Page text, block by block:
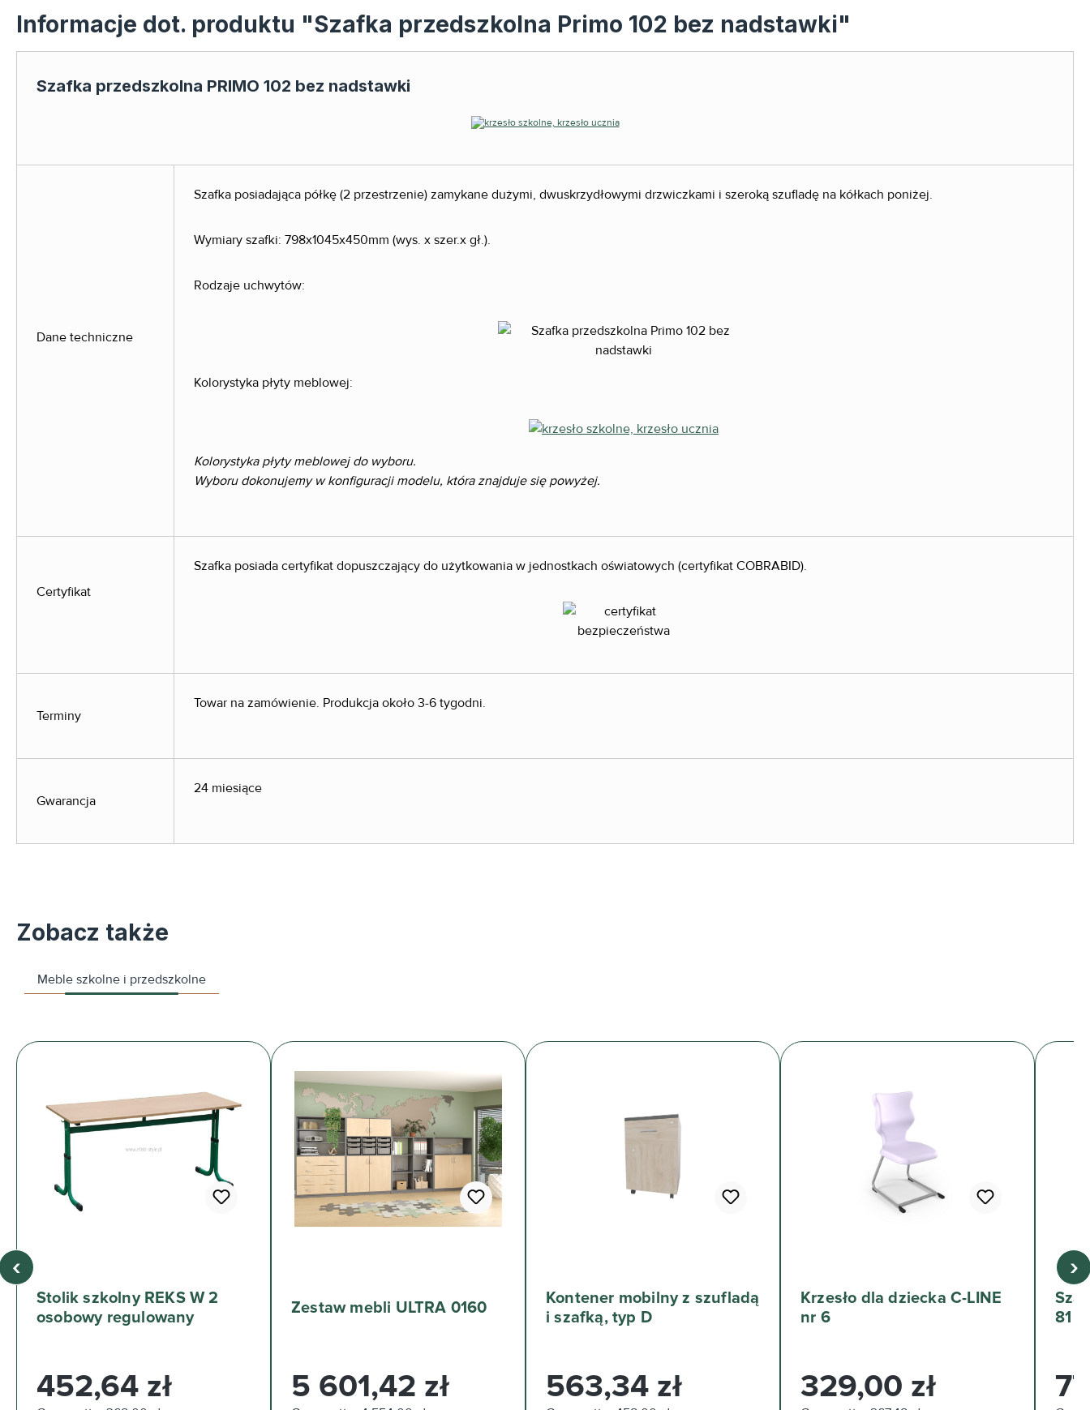
Informacje dot. produktu "Szafka przedszkolna Primo 102 bez nadstawki"
Szafka przedszkolna PRIMO 102 bez nadstawki
Dane techniczne
Szafka posiadająca półkę (2 przestrzenie) zamykane dużymi, dwuskrzydłowymi drzwiczkami i szeroką szufladę na kółkach poniżej.
Wymiary szafki: 798x1045x450mm (wys. x szer.x gł.).
Rodzaje uchwytów:
Kolorystyka płyty meblowej:
Kolorystyka płyty meblowej do wyboru.
Wyboru dokonujemy w konfiguracji modelu, która znajduje się powyżej.
Certyfikat
Szafka posiada certyfikat dopuszczający do użytkowania w jednostkach oświatowych (certyfikat COBRABID).
Terminy
Towar na zamówienie. Produkcja około 3-6 tygodni.
Gwarancja
24 miesiące
Zobacz także
Meble szkolne i przedszkolne
Stolik szkolny REKS W 2
osobowy regulowany
Cena regularna:
452,64 zł
Zestaw mebli ULTRA 0160
Cena regularna:
5 601,42 zł
Kontener mobilny z szufladą
i szafką, typ D
Cena regularna:
563,34 zł
Krzesło dla dziecka C-LINE
nr 6
Cena regularna:
329,00 zł
81
‹ ›